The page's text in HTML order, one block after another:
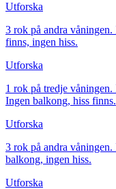
Utforska
3 rok på andra
finns, ingen hiss.
Utforska
1 rok på tredje
Ingen balkong, hiss finns.
Utforska
3 rok på andra
balkong, ingen hiss.
Utforska